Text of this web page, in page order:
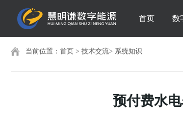
首页 数
当前位置： 首页 > 技术交流> 系统知识
预付费水